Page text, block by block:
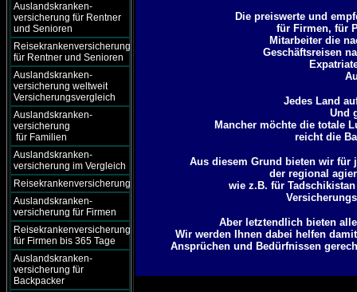
Auslandskranken-
versicherung für Rentner
und Senioren
Reisekrankenversicherung
für Rentner und Senioren
Auslandskranken-
versicherung weltweit
Versicherungsvergleich
Auslandskranken-
versicherung
für Familien
Auslandskranken-
versicherung im Vergleich
Reisekrankenversicherung
Auslandskranken-
versicherung für Firmen
Reisekrankenversicherung
für Firmen bis 365 Tage
Auslandskranken-
versicherung für
Backpacker
Die preiswerte und
für Firmen, für
Mitarbeiter die
Geschäftsreisen
Jedes Land
Und
Mancher möchte die totale
reicht die
Aus diesem Grund bieten wir für
der regional
wie z.B. für
Aber letztendlich bieten
Wir werden Ihnen dabei helfen
Ansprüchen und Bedürfnissen